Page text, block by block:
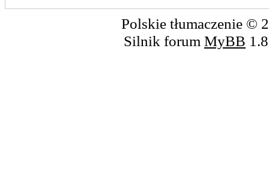
Polskie tłumaczenie ©
Silnik forum MyBB